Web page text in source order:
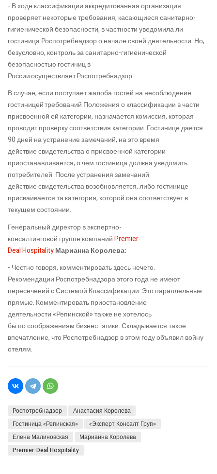
- В ходе классификации аккредитованная организация
проверяет некоторые требования, касающиеся санитарно-
гигиенической безопасности, в частности уведомила ли
гостиницаРоспотребнадзор о начале своей деятельности. Но,
безусловно, контроль за санитарно-гигиенической
безопасностью гостиниц в
России осуществляет Роспотребнадзор.
В случае, если поступаетжалоба гостей на несоблюдение
гостиницей требований Положения о классификации в части
присвоенной ей категории, назначается комиссия, которая
проводит проверку соответствия категории. Гостинице дается
90 дней на устранение замечаний, на это время
действиесвидетельствао присвоенной категории
приостанавливается, о чем гостиница должна уведомить
потребителей. После устранения замечаний
действиесвидетельствавозобновляется, либо гостинице
присваивается та категория, которой она соответствует в
текущем состоянии.
Генеральный директор в экспертно-
консалтинговой группе компанийPremier-
DealHospitalityМарианна Королева:
- Честно говоря, комментировать здесь нечего.
Рекомендации Роспотребнадзораэтого года не имеют
пересечений с Системой Классификации. Этопараллельные
прямые. Комментировать приостановление
деятельности «Репинской»также не хотелось
бы посоображениям бизнес-этики.Складывается такое
впечатление, что Роспотребнадзорв этом году объявил войну
отелям.
Роспотребнадзор
Анастасия Королева
Гостиница «Репинская»
«Эксперт Консалт Груп»
Елена Малиновская
Марианна Королева
Premier-Deal Hospitality